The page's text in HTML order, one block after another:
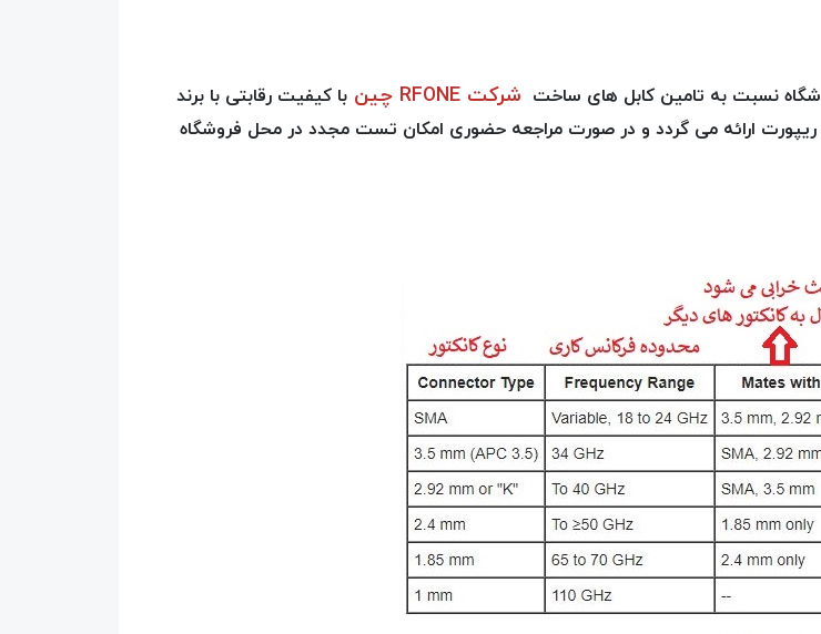
نسبت به تامین کابل های ساخت شرکت RFONE چین
با کیفیت رقابتی با برند
ریپورت ارائه می گردد و در صورت مراجعه حضوری امکان تست مجدد در محل فروشگاه